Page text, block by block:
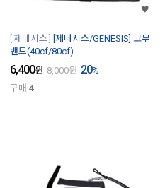
제네시스
[제네시스/GENESIS] 고무
밴드(40cf/80cf)
6,400원 8,000원 20%
구매 4